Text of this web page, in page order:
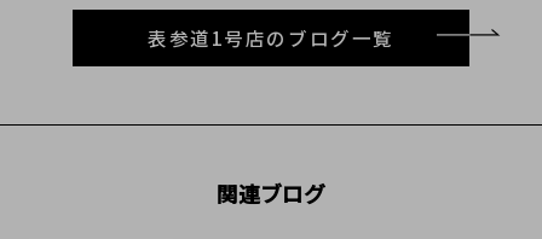
表参道1号店のブログ一覧
関連ブログ